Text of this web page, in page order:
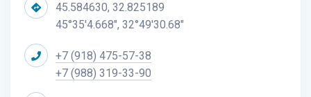
45.584630, 32.825189
45°35'4.668", 32°49'30.68"
+7 (918) 475-57-38
+7 (988) 319-33-90